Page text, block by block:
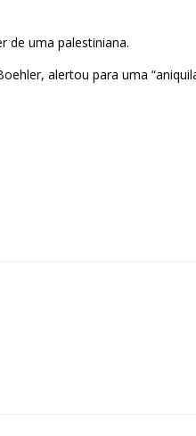
de uma palestiniana.
alertou para uma